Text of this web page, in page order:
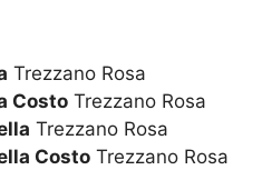
Trezzano Rosa
Costo Trezzano Rosa
Trezzano Rosa
Costo Trezzano Rosa